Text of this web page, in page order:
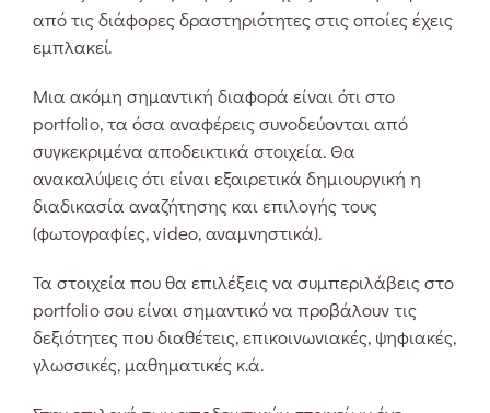
από τις διάφορες δραστηριότητες στις οποίες έχεις
εμπλακεί.
Μια ακόμη σημαντική διαφορά είναι ότι στο
portfolio, τα όσα αναφέρεις συνοδεύονται από
συγκεκριμένα αποδεικτικά στοιχεία. Θα
ανακαλύψεις ότι είναι εξαιρετικά δημιουργική η
διαδικασία αναζήτησης και επιλογής τους
(φωτογραφίες, video, αναμνηστικά).
Τα στοιχεία που θα επιλέξεις να συμπεριλάβεις στο
portfolio σου είναι σημαντικό να προβάλουν τις
δεξιότητες που διαθέτεις, επικοινωνιακές, ψηφιακές,
γλωσσικές, μαθηματικές κ.ά.